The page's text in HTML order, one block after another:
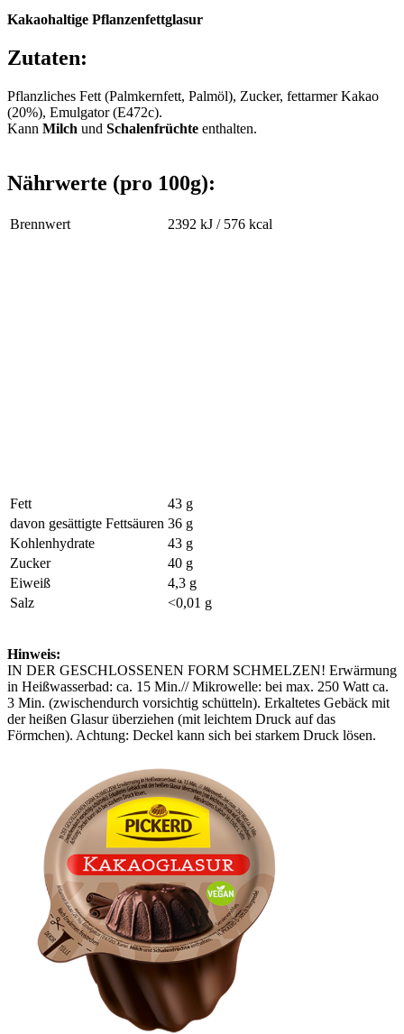
Kakaohaltige Pflanzenfettglasur
Zutaten:
Pflanzliches Fett (Palmkernfett, Palmöl), Zucker, fettarmer Kakao
(20%), Emulgator (E472c).
Kann Milch und Schalenfrüchte enthalten.
Nährwerte (pro 100g):
Brennwert 2392 kJ / 576 kcal
Fett
43 g
davon gesättigte Fettsäuren 36 g
Kohlenhydrate
43 g
Zucker
40 g
Eiweiß
4,3 g
Salz
<0,01 g
Hinweis:
IN DER GESCHLOSSENEN FORM SCHMELZEN! Erwärmung
in Heißwasserbad: ca. 15 Min.// Mikrowelle: bei max. 250 Watt ca.
3 Min. (zwischendurch vorsichtig schütteln). Erkaltetes Gebäck mit
der heißen Glasur überziehen (mit leichtem Druck auf das
Förmchen). Achtung: Deckel kann sich bei starkem Druck lösen.